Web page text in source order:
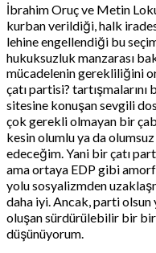
İbrahim Oruç ve Metin
kurban verildiği, halk
lehine engellendiği bu
hukuksuzluk manzarası
mücadelenin gerekliliğini
çatı partisi?
sitesine konuşan sevgili
çok gerekli olmayan bir
kesin olumlu ya da
edeceğim. Yani bir çatı
ama ortaya EDP gibi
yolu sosyalizmden
daha iyi. Ancak, parti olsun
oluşan sürdürülebilir bir
düşünüyorum.